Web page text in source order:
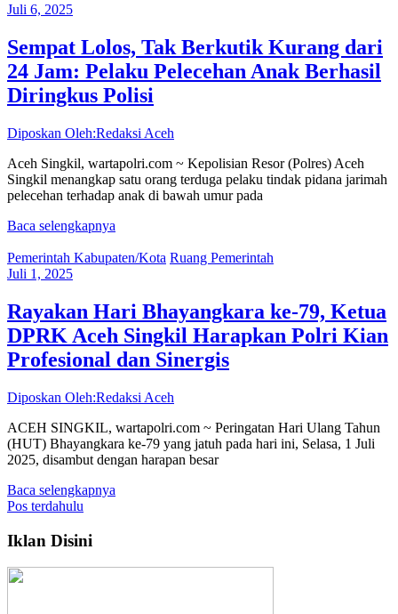
Juli 6, 2025
Sempat Lolos, Tak Berkutik Kurang dari
24 Jam: Pelaku Pelecehan Anak Berhasil
Diringkus Polisi
Diposkan Oleh:Redaksi Aceh
Aceh Singkil, wartapolri.com ~ Kepolisian Resor (Polres) Aceh
Singkil menangkap satu orang terduga pelaku tindak pidana jarimah
pelecehan terhadap anak di bawah umur pada
Baca selengkapnya
Pemerintah Kabupaten/Kota Ruang Pemerintah
Juli 1, 2025
Rayakan Hari Bhayangkara ke-79, Ketua
DPRK Aceh Singkil Harapkan Polri Kian
Profesional dan Sinergis
Diposkan Oleh:Redaksi Aceh
ACEH SINGKIL, wartapolri.com ~ Peringatan Hari Ulang Tahun
(HUT) Bhayangkara ke-79 yang jatuh pada hari ini, Selasa, 1 Juli
2025, disambut dengan harapan besar
Baca selengkapnya
Navigasi
Pos terdahulu
Iklan Disini